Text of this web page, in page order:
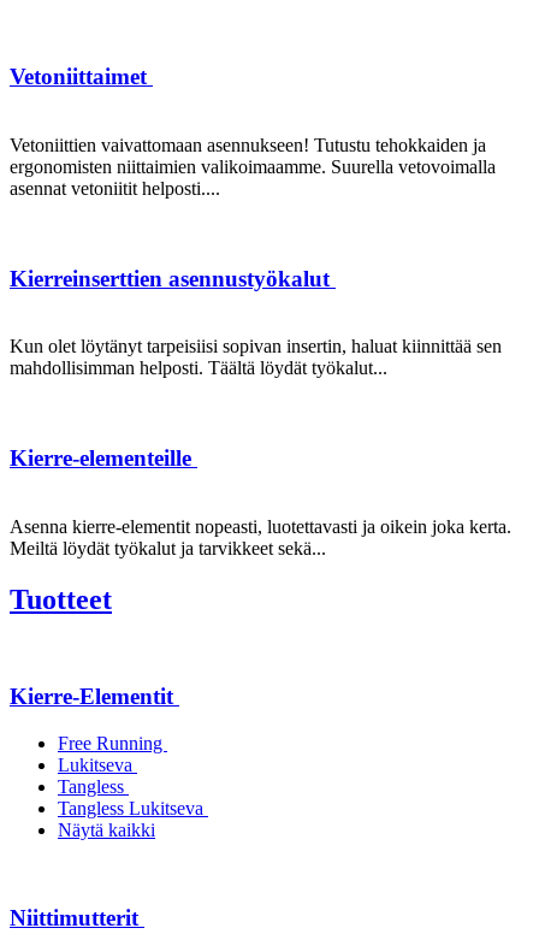
Vetoniittaimet
Vetoniittien vaivattomaan asennukseen! Tutustu tehokkaiden ja
ergonomisten niittaimien valikoimaamme. Suurella vetovoimalla
asennat vetoniitit helposti....
Kierreinserttien asennustyökalut
Kun olet löytänyt tarpeisiisi sopivan insertin, haluat kiinnittää sen
mahdollisimman helposti. Täältä löydät työkalut...
Kierre-elementeille
Asenna kierre-elementit nopeasti, luotettavasti ja oikein joka kerta.
Meiltä löydät työkalut ja tarvikkeet sekä...
Tuotteet
Kierre-Elementit
Free Running
Lukitseva
Tangless
Tangless Lukitseva
Näytä kaikki
Niittimutterit